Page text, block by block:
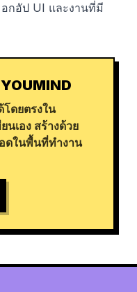
กอัป UI และงานที่มี
ดยตรงใน
นเอง สร้างด้วย
ดในพื้นที่ทำงาน